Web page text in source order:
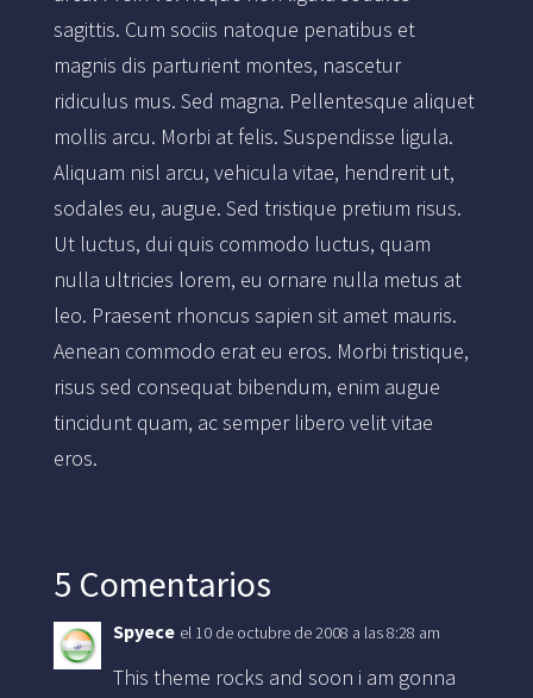
sagittis. Cum sociis natoque penatibus et
magnis dis parturient montes, nascetur
ridiculus mus. Sed magna. Pellentesque aliquet
mollis arcu. Morbi at felis. Suspendisse ligula.
Aliquam nisl arcu, vehicula vitae, hendrerit ut,
sodales eu, augue. Sed tristique pretium risus.
Ut luctus, dui quis commodo luctus, quam
nulla ultricies lorem, eu ornare nulla metus at
leo. Praesent rhoncus sapien sit amet mauris.
Aenean commodo erat eu eros. Morbi tristique,
risus sed consequat bibendum, enim augue
tincidunt quam, ac semper libero velit vitae
eros.
5 Comentarios
Spyece el 10 de octubre de 2008 a las 8:28 am
This theme rocks and soon i am gonna